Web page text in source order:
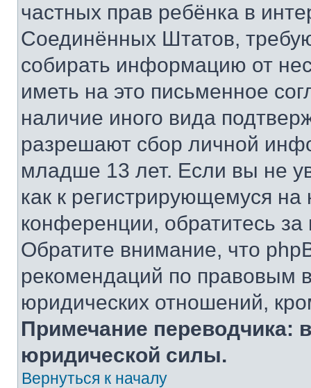
частных прав ребёнка в
Соединённых Штатов,
собирать информацию от
иметь на это письменное
наличие иного вида
разрешают сбор личной
младше 13 лет. Если вы не
как к регистрирующемуся
конференции, обратитесь
Обратите внимание, что
рекомендаций по правовым
юридических отношений,
Примечание переводчика:
юридической силы.
Вернуться к началу